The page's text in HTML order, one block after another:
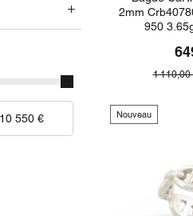
2mm
950
1 110,00
Nouveau